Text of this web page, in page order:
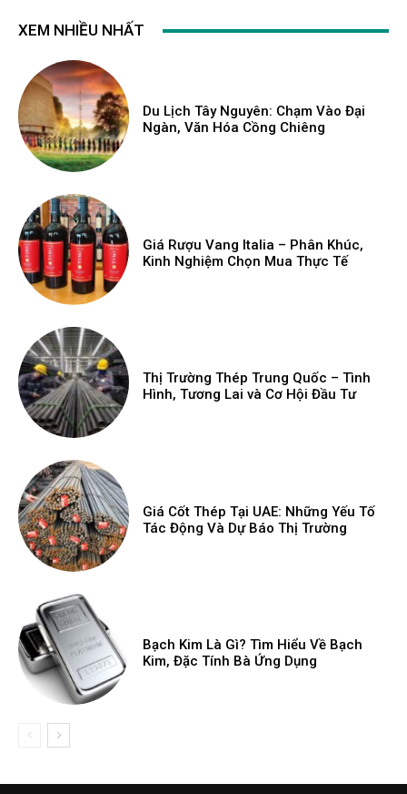
XEM NHIỀU NHẤT
Du Lịch Tây Nguyên: Chạm Vào Đại
Ngàn, Văn Hóa Cồng Chiêng
Giá Rượu Vang Italia – Phân Khúc,
Kinh Nghiệm Chọn Mua Thực Tế
Thị Trường Thép Trung Quốc – Tình
Hình, Tương Lai và Cơ Hội Đầu Tư
Giá Cốt Thép Tại UAE: Những Yếu Tố
Tác Động Và Dự Báo Thị Trường
Bạch Kim Là Gì? Tìm Hiểu Về Bạch
Kim, Đặc Tính Bà Ứng Dụng